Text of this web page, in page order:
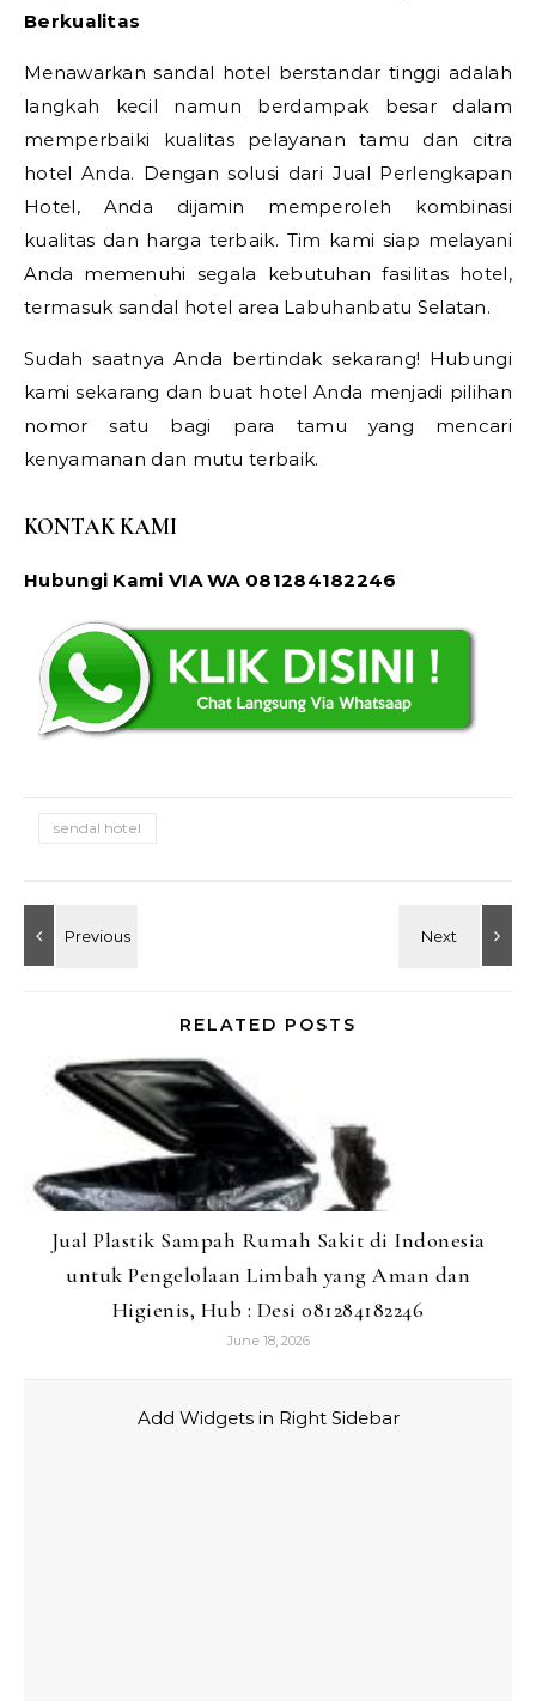
Berkualitas
Menawarkan sandal hotel berstandar tinggi adalah
langkah kecil namun berdampak besar dalam
memperbaiki kualitas pelayanan tamu dan citra
hotel Anda. Dengan solusi dari Jual Perlengkapan
Hotel, Anda dijamin memperoleh kombinasi
kualitas dan harga terbaik. Tim kami siap melayani
Anda memenuhi segala kebutuhan fasilitas hotel,
termasuk sandal hotel area Labuhanbatu Selatan.
Sudah saatnya Anda bertindak sekarang! Hubungi
kami sekarang dan buat hotel Anda menjadi pilihan
nomor satu bagi para tamu yang mencari
kenyamanan dan mutu terbaik.
KONTAK KAMI
Hubungi Kami VIA WA 081284182246
sendal hotel
RELATED POSTS
Jual Plastik Sampah Rumah Sakit di Indonesia
untuk Pengelolaan Limbah yang Aman dan
Higienis, Hub : Desi 081284182246
June 18, 2026
Add Widgets in Right Sidebar